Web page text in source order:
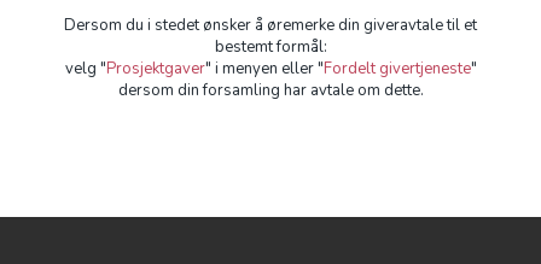
Dersom du i stedet ønsker å øremerke din giveravtale til et
bestemt formål:
velg "Prosjektgaver" i menyen eller "Fordelt givertjeneste"
dersom din forsamling har avtale om dette.